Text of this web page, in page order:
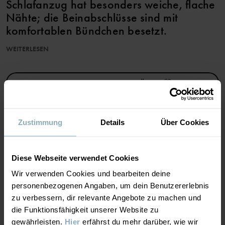
Zustimmung Details Über Cookies
Diese Webseite verwendet Cookies
Wir verwenden Cookies und bearbeiten deine
personenbezogenen Angaben, um dein Benutzererlebnis
zu verbessern, dir relevante Angebote zu machen und
die Funktionsfähigkeit unserer Website zu
gewährleisten. Hier erfährst du mehr darüber, wie wir
Schlafanzug hat besonders weiche, flache
Nähte; die Beinabschlüsse sind mit
komfortablen Bündchen besetzt.
Fabrik:
Weiterlesen
WEITERLESEN
ZUR WUNSCHLISTE HINZUFÜGEN
Material
95% Cotton Organic
NACHHALTIGKEIT
LIEFERUNG UND RÜCKSENDUNG